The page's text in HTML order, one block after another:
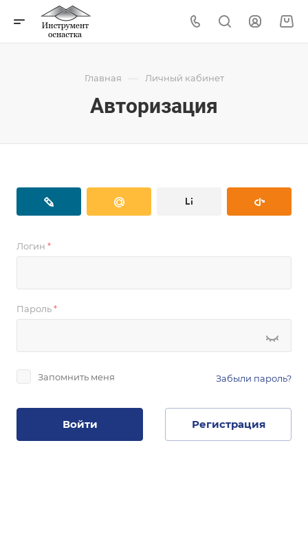
Главная — Личный кабинет
Авторизация
Логин *
Пароль*
Запомнить меня Забыли пароль?
Войти Регистрация